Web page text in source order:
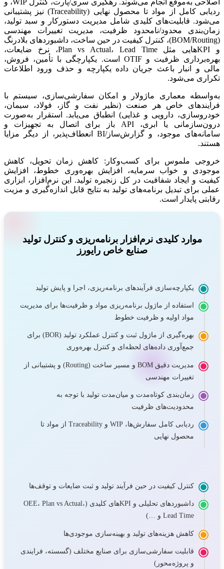
اصلاحی به‌موقع انجام می‌شوند. رهگیری سری/پارت، کنترل WIP، و
ردیابی کامل از مواد تا محصول نهایی (Traceability) نیز پشتیبانی
می‌شود. قابلیت‌های کلیدی شامل مدیریت دستورکار و سبد تولید،
زمان‌بندی محدود/نامحدود ظرفیت، مدیریت تغییرات مهندسی
(BOM/Routing)، کنترل کیفیت در حین ساخت، داشبوردهای بلادرنگ
و KPIهایی مثل Plan vs Actual، Lead Time، نرخ ضایعات،
بهره‌برداری ظرفیت و OTIF است. یکپارچگی با تأمین، فروش،
مالی و انبار باعث جریان داده یکپارچه و حذف ورود اطلاعات
تکراری می‌شود.
به‌واسطه معماری ماژولار و امکان سفارشی‌سازی، سیستم با
فرایندهای خاص هر صنعت (نظیر نفت و گاز، فولاد، سیمان،
خودروسازی، دارویی و غذایی) انطباق می‌یابد. استقرار به‌صورت
درون‌سازمانی یا ابری، API باز برای اتصال به تجهیزات و
سامانه‌های موجود، و گزارش‌ساز/BI انعطاف‌پذیر، از دیگر مزایا
هستند.
خروجی ملموس برای کسب‌وکار: کاهش زمان تحویل، کاهش
موجودی و خواب سرمایه، افزایش بهره‌وری خطوط، افزایش
کیفیت و ایجاد شفافیت در کل زنجیره تولید. این نرم‌افزار، ابزاری
عملی برای تبدیل برنامه‌های تولید به نتایج قابل اندازه‌گیری و مزیت
رقابتی پایدار است.
موارد کلیدی نرم‌افزار برنامه‌ریزی و کنترل تولید
صنایع خاص رایورز
یکپارچه‌سازی فرآیندهای برنامه‌ریزی، اجرا و پایش تولید
استفاده از ماژول برنامه‌ریزی مواد و ظرفیت‌ها برای مدیریت
مواد اولیه و ظرفیت خطوط
بهره‌گیری از ماژول ثبت و کنترل عملکرد تولید (BOR) برای
جمع‌آوری داده‌های لحظه‌ای و کنترل بهره‌وری
مدیریت دقیق BOM و مسیر ساخت (Routing) و پشتیبانی از
تغییرات مهندسی
زمان‌بندی کوتاه‌مدت و میان‌مدت تولید با توجه به
محدودیت‌های ظرفیت
ردیابی کامل سفارش‌ها، WIP و Traceability از مواد تا
محصول نهایی
کنترل کیفیت در حین فرآیند تولید و ثبت ضایعات و توقف‌ها
داشبوردهای تحلیلی و KPIهای کلیدی (OEE، Plan vs Actual،
Lead Time و …)
کاهش هزینه‌های تولید و بهینه‌سازی موجودی‌ها
قابلیت سفارشی‌سازی برای صنایع مختلف (گسسته، فرایندی
و پروژه‌محور)